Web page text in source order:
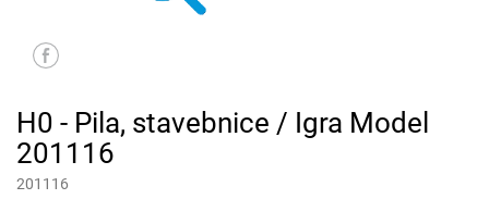
H0 - Pila, stavebnice / Igra Model
201116
201116